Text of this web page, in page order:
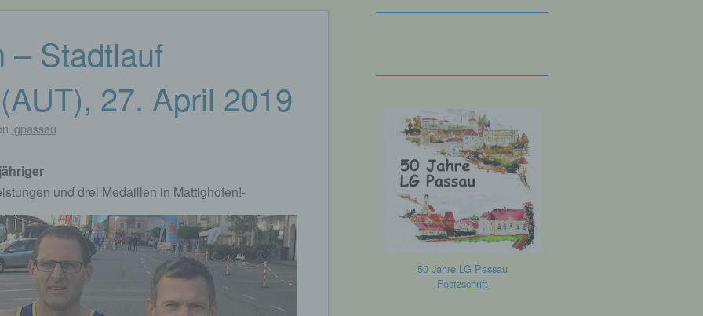
– Stadtlauf
27. April 2019
lgpassau
und drei Medaillen in Mattighofen!-
50 Jahre LG Passau
Festzschrift